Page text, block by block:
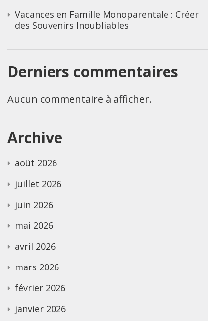
Vacances en Famille Monoparentale : Créer
des Souvenirs Inoubliables
Derniers commentaires
Aucun commentaire à afficher.
Archive
août 2026
juillet 2026
juin 2026
mai 2026
avril 2026
mars 2026
février 2026
janvier 2026